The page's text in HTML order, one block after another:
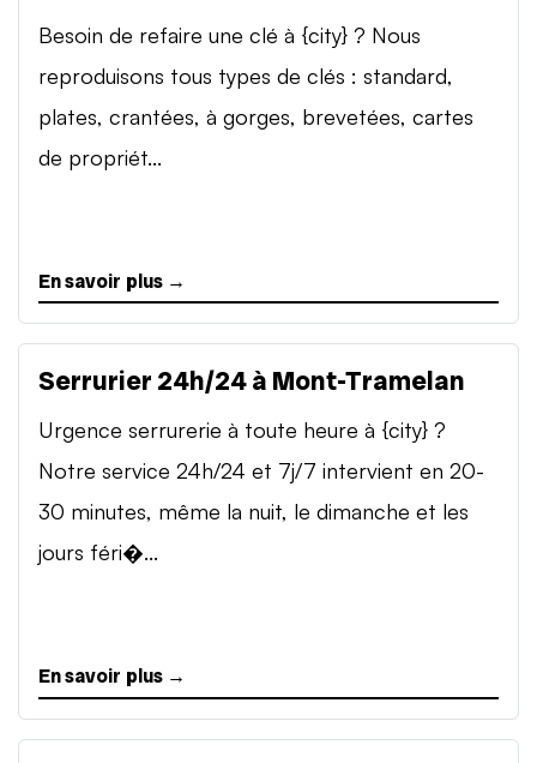
Besoin de refaire une clé à {city} ? Nous
reproduisons tous types de clés : standard,
plates, crantées, à gorges, brevetées, cartes
de propriét...
En savoir plus →
Serrurier 24h/24 à Mont-Tramelan
Urgence serrurerie à toute heure à {city} ?
Notre service 24h/24 et 7j/7 intervient en 20-
30 minutes, même la nuit, le dimanche et les
jours féri�...
En savoir plus →